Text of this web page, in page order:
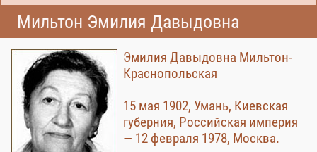
Мильтон Эмилия Давыдовна
Эмилия Давыдовна Мильтон-
Краснопольская
15 мая 1902, Умань, Киевская
губерния, Российская империя
— 12 февраля 1978, Москва.